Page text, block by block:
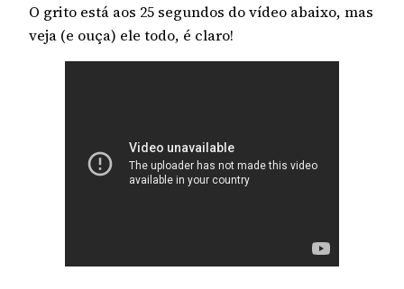
O grito está aos 25 segundos do vídeo abaixo, mas
veja (e ouça) ele todo, é claro!